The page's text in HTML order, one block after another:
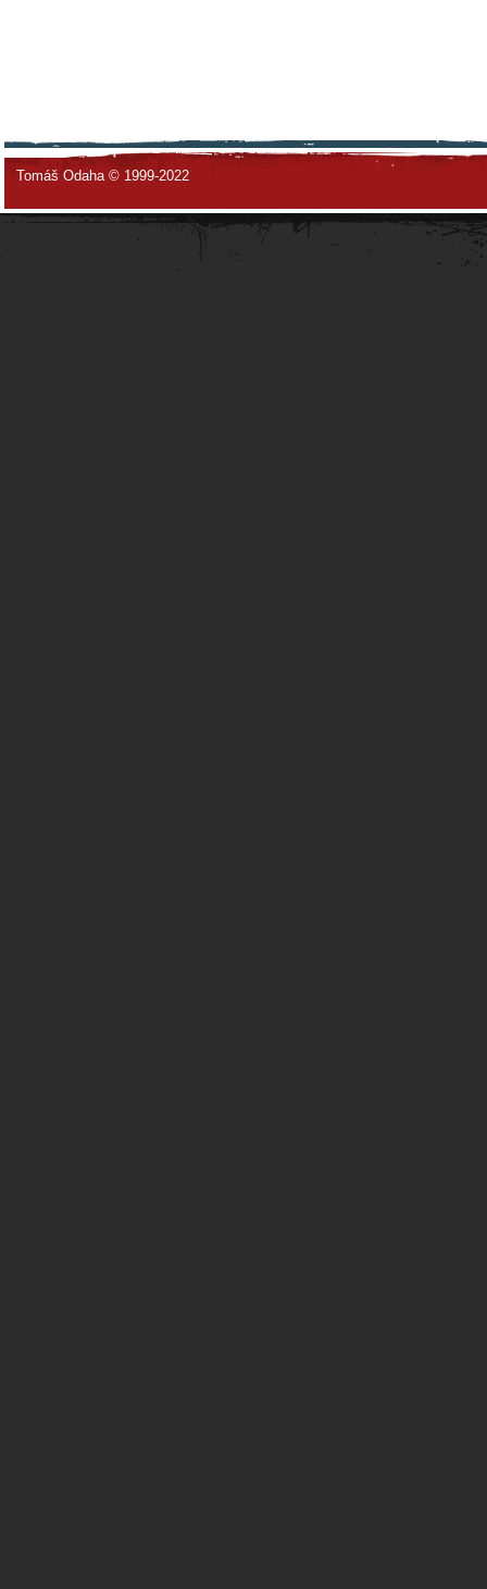
Tomáš Odaha © 1999-2022